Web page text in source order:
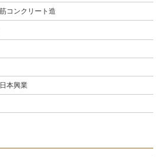
コンクリート造
本興業